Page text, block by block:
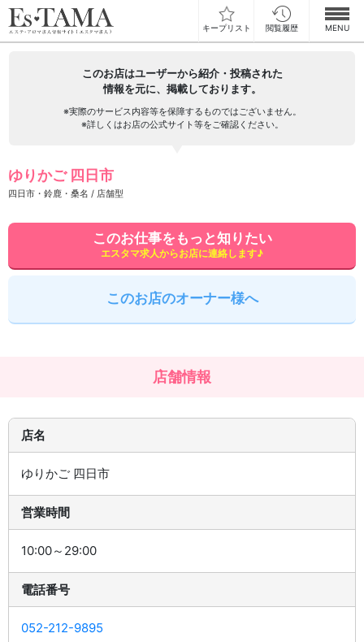
キープリスト 閲覧履歴 MENU
スカウト型求人エスジョブ
メンズエステコラム
ログイン 新規会員登録
このお店はユーザーから紹介・投稿された
情報を元に、掲載しております。
※実際のサービス内容等を保障するものではございません。
※詳しくはお店の公式サイト等をご確認ください。
ゆりかご 四日市
四日市・鈴鹿・桑名 / 店舗型
このお仕事をもっと知りたい
エスタマ求人からお店に連絡します♪
このお店のオーナー様へ
店舗情報
店名
ゆりかご 四日市
営業時間
10:00～29:00
電話番号
052-212-9895